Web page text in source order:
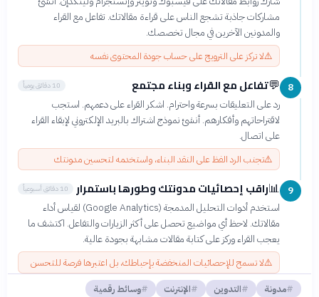
مشاركات جاذبة تشجع الناس على قراءة مقالاتك. تفاعل مع القراء
والمدونين الآخرين في مجال تخصصك.
⚠️لا تركز على الترويج على حساب جودة المحتوى نفسه
8
💬تفاعل مع القراء وبناء مجتمع 10 دقائق يومياً
رد على التعليقات بسرعة واحترام. اشكر القراء على دعمهم. استجب
لاقتراحاتهم وأفكارهم. أنشئ نموذج اشتراك بالبريد الإلكتروني لإبقاء القراء
على اتصال.
⚠️تجنب الرد الفظ على النقد البناء، واستخدمه لتحسين مدونتك
9
📊راقب إحصائيات مدونتك وطورها باستمرار 10 دقائق أسبوعياً
استخدم أدوات التحليل المدمجة (Google Analytics) لقياس أداء
مقالاتك. لاحظ أي مواضيع تحصل على أكثر الزيارات والتفاعل. اكتشف ما
يعجب القراء وركز على كتابة مقالات مشابهة بجودة عالية.
⚠️لا تسمح للإحصائيات المنخفضة بإحباطك، بل اعتبرها فرصة للتحسن
مدونة
التدوين الإنترنت
وسائط رقمية